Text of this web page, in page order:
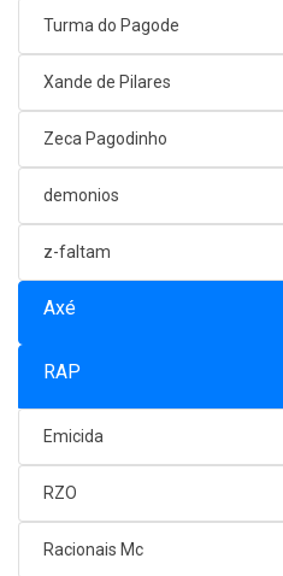
Turma do Pagode
Xande de Pilares
Zeca Pagodinho
demonios
z-faltam
Axé
RAP
Emicida
RZO
Racionais Mc